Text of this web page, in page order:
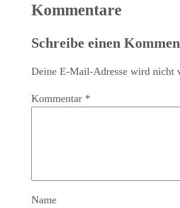
Kommentare
Schreibe einen
Deine E-Mail-Adresse wird nicht
Kommentar *
Name